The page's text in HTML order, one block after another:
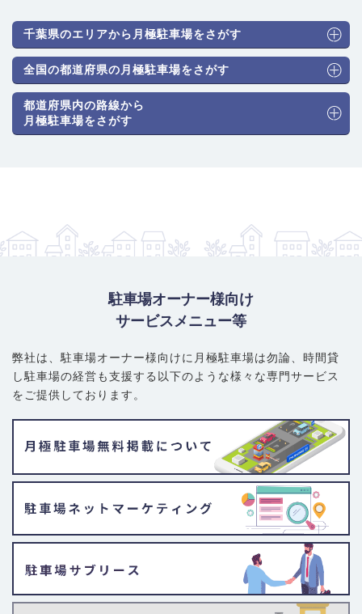
千葉県のエリアから月極駐車場をさがす
全国の都道府県の月極駐車場をさがす
都道府県内の路線から
月極駐車場をさがす
駐車場オーナー様向け
サービスメニュー等
弊社は、駐車場オーナー様向けに月極駐車場は勿論、 時間貸
し駐車場の経営も支援する以下のような様々な専門サービス
をご提供しております。